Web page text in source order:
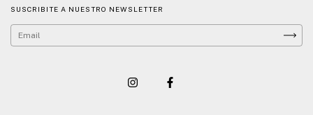
SUSCRIBITE A NUESTRO NEWSLETTER